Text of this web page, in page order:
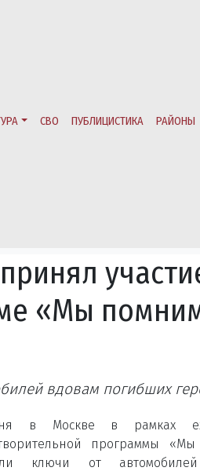
СВО ПУБЛИЦИСТИКА РАЙОНЫ
«Мы
вдовам погибших
в Москве в рамках
программы
ключи от